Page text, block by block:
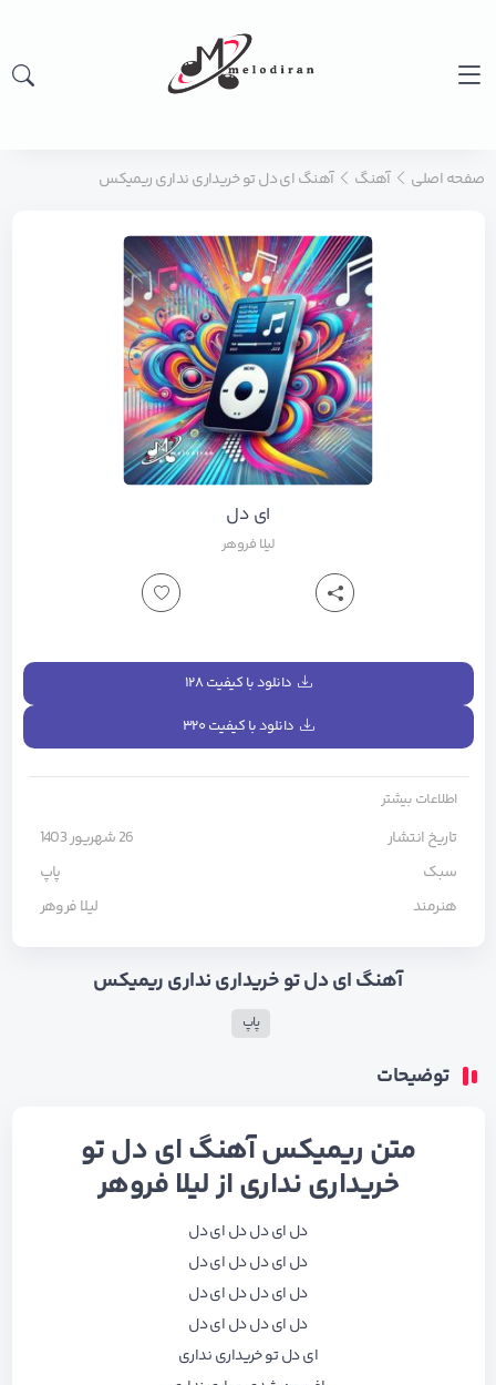
صفحه اصلی آهنگ آهنگ ای دل تو خریداری نداری ریمیکس
ای دل
لیلا فروهر
دانلود با کیفیت ۱۲۸
دانلود با کیفیت ۳۲۰
اطلاعات بیشتر
تاریخ انتشار
26 شهریور 1403
سبک
پاپ
هنرمند
لیلا فروهر
آهنگ ای دل تو خریداری نداری ریمیکس
پاپ
توضیحات
متن ریمیکس آهنگ ای دل تو
خریداری نداری از لیلا فروهر
دل ای دل دل ای دل
دل ای دل دل ای دل
دل ای دل دل ای دل
دل ای دل دل ای دل
ای دل تو خریداری نداری